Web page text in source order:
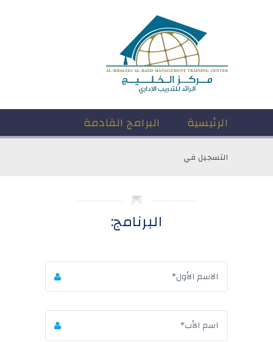
الرئيسية البرامج القادمة
التسجيل في
البرنامج: